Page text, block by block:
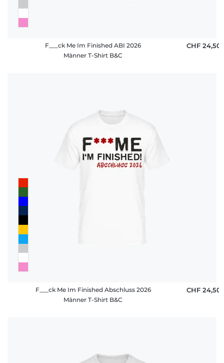
F___ck Me Im Finished ABI 2026
Männer T-Shirt B&C
CHF 24,50
F___ck Me Im Finished Abschluss 2026
Männer T-Shirt B&C
CHF 24,50